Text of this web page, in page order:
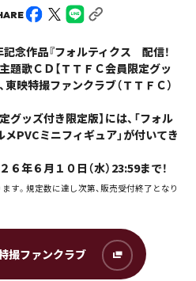
念作品『フォルティクス 配信！
題歌ＣＤ【ＴＴＦＣ会員限定グッ
東映特撮ファンクラブ（ＴＴＦＣ）
グッズ付き限定版】には、「フォル
メPVCミニフィギュア」が付いてき
６年６月１０日（水）23:59まで！
す。規定数に達し次第、販売受付終了となり
撮ファンクラブ